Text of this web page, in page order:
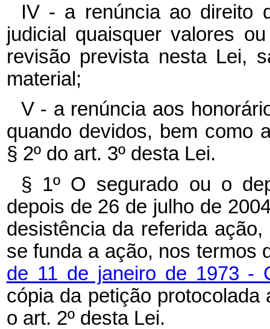
IV - a renúncia ao direito
judicial quaisquer valores
revisão prevista nesta Lei,
material;
V - a renúncia aos
quando devidos, bem como
§ 2º do art. 3º desta Lei.
§ 1º O segurado ou o
depois de 26 de julho de
desistência da referida
se funda a ação, nos termos
de 11 de janeiro de 1973 -
cópia da petição
o art. 2º desta Lei.